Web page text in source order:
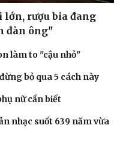
lớn, rượu bia đang
đàn ông"
làm to "cậu nhỏ"
bỏ qua 5 cách này
nữ cần biết
nhạc suốt 639 năm vừa